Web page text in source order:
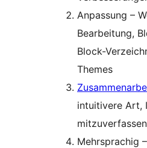
Anpassung –
Bearbeitung,
Block-
Themes
intuitivere Art,
mitzuverfassen
Mehrsprachig